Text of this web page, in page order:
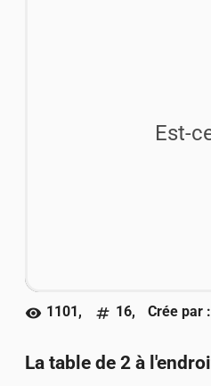
Est-
visibility 1101, numbers 16, Crée par :
La table de 2 à